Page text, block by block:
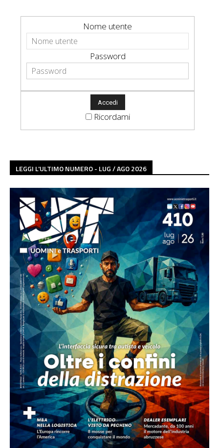
Nome utente
Password
Ricordami
LEGGI L'ULTIMO NUMERO - LUG / AGO 2026